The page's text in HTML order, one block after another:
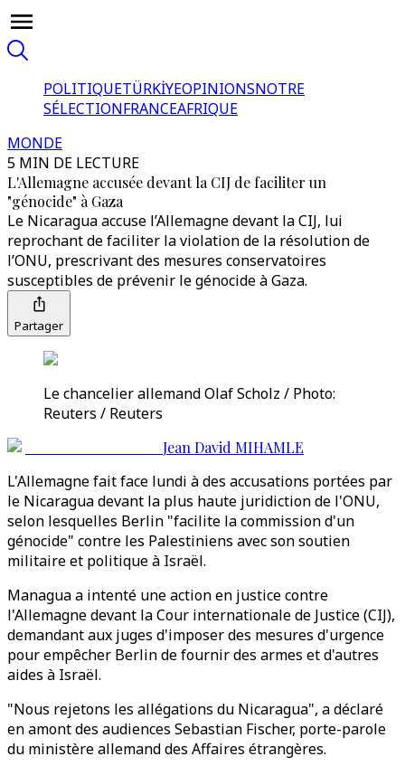
POLITIQUETÜRKİYEOPINIONSNOTRE
SÉLECTIONFRANCEAFRIQUE
MONDE
5 MIN DE LECTURE
L'Allemagne accusée devant la CIJ de faciliter un
"génocide" à Gaza
Le Nicaragua accuse l’Allemagne devant la CIJ, lui
reprochant de faciliter la violation de la résolution de
l’ONU, prescrivant des mesures conservatoires
susceptibles de prévenir le génocide à Gaza.
Partager
Le chancelier allemand Olaf Scholz / Photo:
Reuters / Reuters
Jean David MIHAMLE
L'Allemagne fait face lundi à des accusations portées par
le Nicaragua devant la plus haute juridiction de l'ONU,
selon lesquelles Berlin "facilite la commission d'un
génocide" contre les Palestiniens avec son soutien
militaire et politique à Israël.
Managua a intenté une action en justice contre
l'Allemagne devant la Cour internationale de Justice (CIJ),
demandant aux juges d'imposer des mesures d'urgence
pour empêcher Berlin de fournir des armes et d'autres
aides à Israël.
"Nous rejetons les allégations du Nicaragua", a déclaré
en amont des audiences Sebastian Fischer, porte-parole
du ministère allemand des Affaires étrangères.